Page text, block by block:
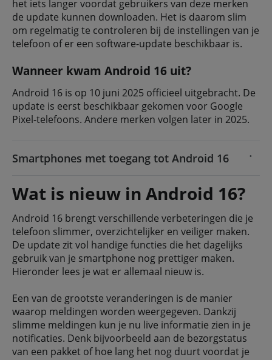
het iets langer voordat gebruikers van deze merken
de update kunnen downloaden. Het is daarom slim
om regelmatig te controleren bij de instellingen van je
telefoon of er een software-update beschikbaar is.
Wanneer kwam Android 16 uit?
Android 16 is op 10 juni 2025 officieel uitgebracht. De
update is eerst beschikbaar gekomen voor Google
Pixel-telefoons. Andere merken volgen later in 2025.
Smartphones met toegang tot Android 16
Wat is nieuw in Android 16?
Android 16 brengt verschillende verbeteringen die je
telefoon slimmer, overzichtelijker en veiliger maken.
De update zit vol handige functies die het dagelijks
gebruik van je smartphone nog prettiger maken.
Hieronder lees je wat er allemaal nieuw is.
Een van de grootste veranderingen is de manier
waarop meldingen worden weergegeven. Dankzij
slimme meldingen kun je nu live informatie zien in je
notificaties. Denk bijvoorbeeld aan de bezorgstatus
van een pakket of hoe lang het nog duurt voordat je